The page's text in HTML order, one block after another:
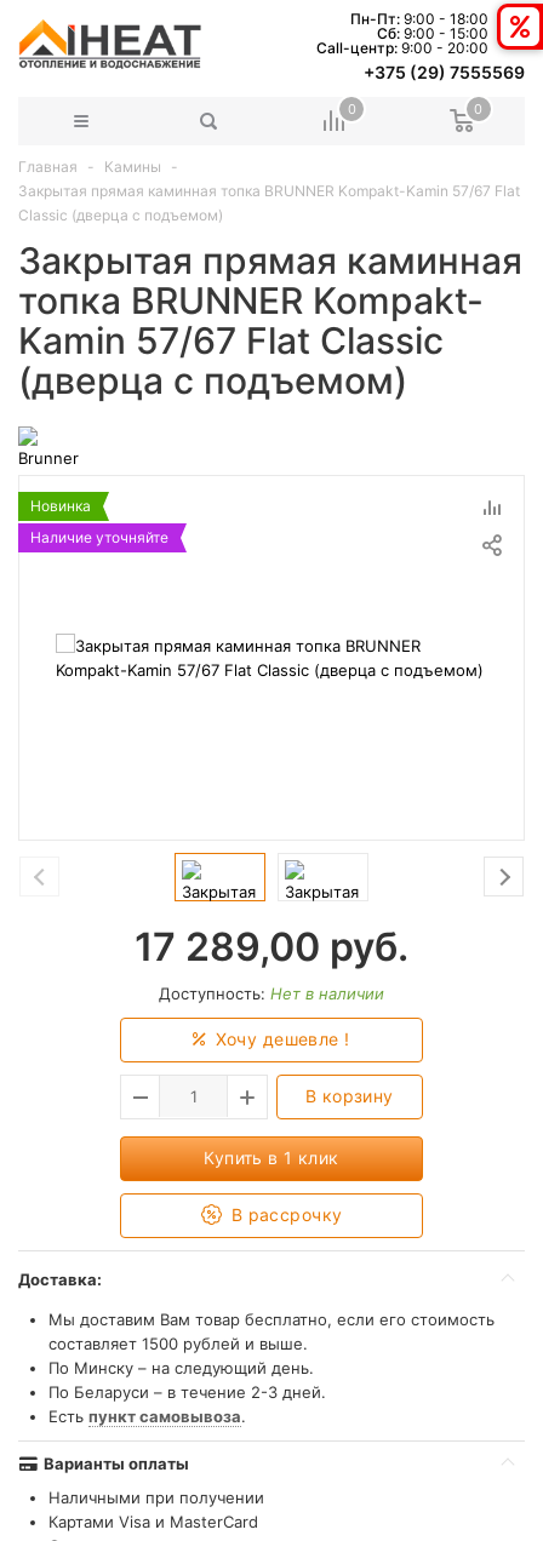
Пн-Пт: 9:00 - 18:00
Сб: 9:00 - 15:00
Сall-центр: 9:00 - 20:00
+375 (29) 7555569
0 0
Главная
Камины
Закрытая прямая каминная топка BRUNNER Kompakt-Kamin 57/67 Flat
Classic (дверца с подъемом)
Закрытая прямая каминная
топка BRUNNER Kompakt-
Kamin 57/67 Flat Classic
(дверца с подъемом)
Новинка
Наличие уточняйте
17 289,00 руб.
Доступность: Нет в наличии
Хочу дешевле !
В корзину
Купить в 1 клик
В рассрочку
Доставка:
Мы доставим Вам товар бесплатно, если его стоимость
составляет 1500 рублей и выше.
По Минску – на следующий день.
По Беларуси – в течение 2-3 дней.
Есть пункт самовывоза.
Варианты оплаты
Наличными при получении
Картами Visa и MasterCard